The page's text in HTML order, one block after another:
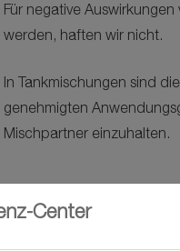
Für negative
werden, haften wir nicht.
In Tankmischungen sind
genehmigten
Mischpartner einzuhalten.
Center